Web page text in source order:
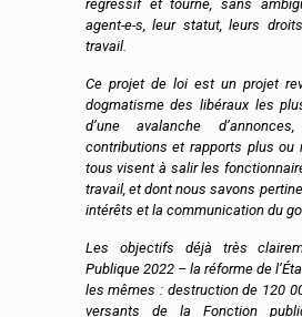
régressif et tourné, sans
agent-e-s, leur statut, leurs
travail.
Ce projet de loi est un projet
dogmatisme des libéraux les
d’une avalanche
contributions et rapports plus
tous visent à salir les
travail, et dont nous savons
intérêts et la communication du
Les objectifs déjà très
Publique 2022 – la réforme de
les mêmes : destruction de 120
versants de la Fonction